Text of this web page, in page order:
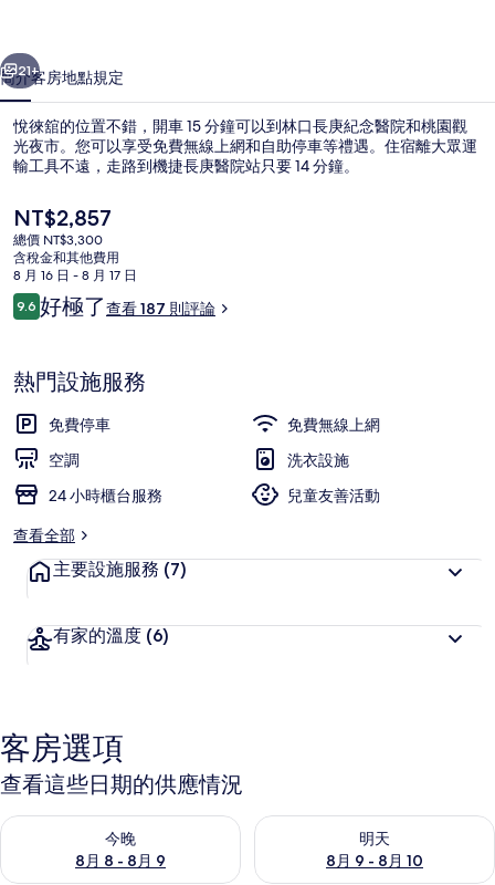
個 下一個
21+
簡介客房地點規定
悅徠舘的位置不錯，開車 15 分鐘可以到林口長庚紀念醫院和桃園觀
光夜市。您可以享受免費無線上網和自助停車等禮遇。住宿離大眾運
輸工具不遠，走路到機捷長庚醫院站只要 14 分鐘。
目
前
的
價
格
是
NT$2,857
總價 NT$3,300
含稅金和其他費用
8 月 16 日 - 8 月 17 日
評
論
9.69.6 分，滿分 10 分，
好極了查看 187 則評論
熱門設施服務
免費停車
免費無線上網
空調
洗衣設施
24 小時櫃台服務
兒童友善活動
查看全部
主要設施服務 (7)
有家的溫度 (6)
客房選項
查看這些日期的供應情況
今晚
8月 8 - 8月 9
查看今晚 (8月 8 - 8月 9) 的供應情況
明天
8月 9 - 8月 10
查看明天 (8月 9 - 8月 10) 的供